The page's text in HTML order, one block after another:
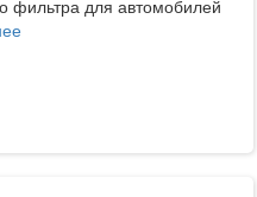
фильтра для автомобилей